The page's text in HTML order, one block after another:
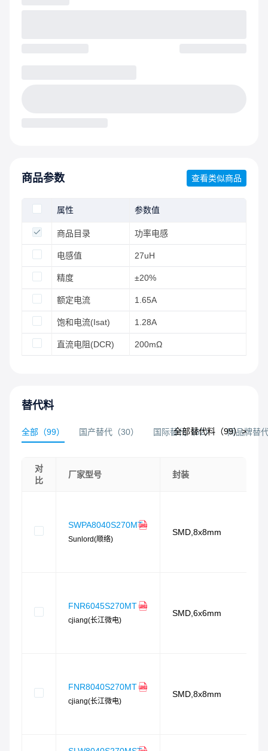
商品参数 查看类似商品
属性 参数值
商品目录 功率电感
电感值 27uH
精度 ±20%
额定电流 1.65A
饱和电流(Isat) 1.28A
直流电阻(DCR) 200mΩ
替代料
全部 （99） 国产替代 （30） 国际替代（62） 同品牌替
全部替代料（99）>
对
比
厂家型号 封装
SWPA8040S270MT
Sunlord(顺络)
SMD,8x8mm
FNR6045S270MT
cjiang(长江微电)
SMD,6x6mm
FNR8040S270MT
cjiang(长江微电)
SMD,8x8mm